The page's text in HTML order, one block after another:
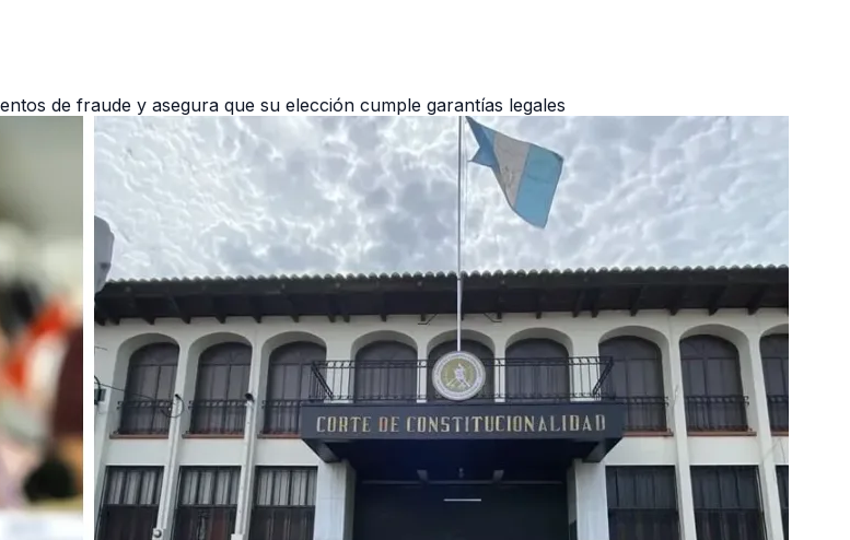
de fraude y asegura que su elección cumple garantías legales